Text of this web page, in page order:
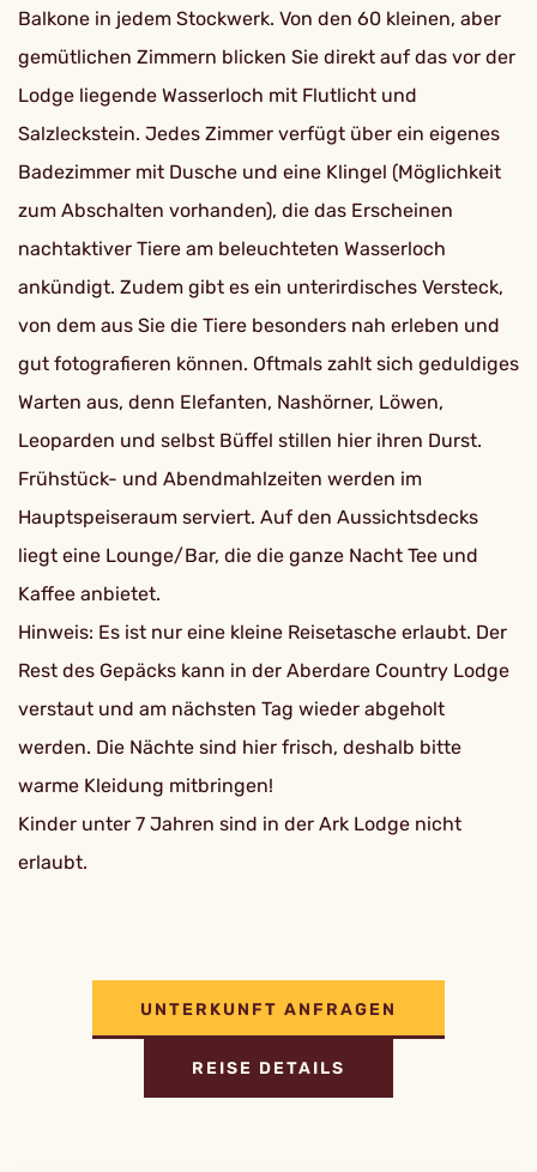
Balkone in jedem Stockwerk. Von den 60 kleinen, aber
gemütlichen Zimmern blicken Sie direkt auf das vor der
Lodge liegende Wasserloch mit Flutlicht und
Salzleckstein. Jedes Zimmer verfügt über ein eigenes
Badezimmer mit Dusche und eine Klingel (Möglichkeit
zum Abschalten vorhanden), die das Erscheinen
nachtaktiver Tiere am beleuchteten Wasserloch
ankündigt. Zudem gibt es ein unterirdisches Versteck,
von dem aus Sie die Tiere besonders nah erleben und
gut fotografieren können. Oftmals zahlt sich geduldiges
Warten aus, denn Elefanten, Nashörner, Löwen,
Leoparden und selbst Büffel stillen hier ihren Durst.
Frühstück- und Abendmahlzeiten werden im
Hauptspeiseraum serviert. Auf den Aussichtsdecks
liegt eine Lounge/Bar, die die ganze Nacht Tee und
Kaffee anbietet.
Hinweis: Es ist nur eine kleine Reisetasche erlaubt. Der
Rest des Gepäcks kann in der Aberdare Country Lodge
verstaut und am nächsten Tag wieder abgeholt
werden. Die Nächte sind hier frisch, deshalb bitte
warme Kleidung mitbringen!
Kinder unter 7 Jahren sind in der Ark Lodge nicht
erlaubt.
UNTERKUNFT ANFRAGEN
REISE DETAILS